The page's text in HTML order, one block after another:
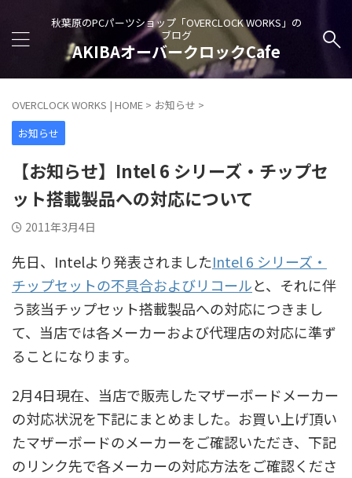
秋葉原のPCパーツショップ「OVERCLOCK WORKS」の
ブログ
AKIBAオーバークロックCafe
OVERCLOCK WORKS | HOME > お知らせ >
お知らせ
【お知らせ】Intel 6 シリーズ・チップセ
ット搭載製品への対応について
2011年3月4日
先日、Intelより発表されましたIntel 6 シリーズ・
チップセットの不具合およびリコールと、それに伴
う該当チップセット搭載製品への対応につきまし
て、当店では各メーカーおよび代理店の対応に準ず
ることになります。
2月4日現在、当店で販売したマザーボードメーカー
の対応状況を下記にまとめました。お買い上げ頂い
たマザーボードのメーカーをご確認いただき、下記
のリンク先で各メーカーの対応方法をご確認くださ